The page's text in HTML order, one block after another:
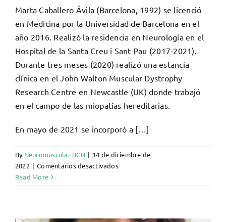
Marta Caballero Ávila (Barcelona, 1992) se licenció
en Medicina por la Universidad de Barcelona en el
año 2016. Realizó la residencia en Neurología en el
Hospital de la Santa Creu i Sant Pau (2017-2021).
Durante tres meses (2020) realizó una estancia
clínica en el John Walton Muscular Dystrophy
Research Centre en Newcastle (UK) donde trabajó
en el campo de las miopatías hereditarias.
En mayo de 2021 se incorporó a […]
By Neuromuscular BCN | 14 de diciembre de
2022 | Comentarios desactivadosen
Read More